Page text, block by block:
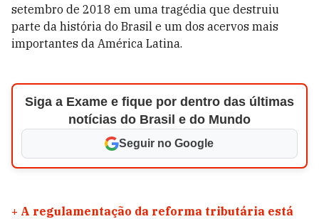
setembro de 2018 em uma tragédia que destruiu
parte da história do Brasil e um dos acervos mais
importantes da América Latina.
Siga a Exame e fique por dentro das últimas
notícias do Brasil e do Mundo
Seguir no Google
+ A regulamentação da reforma tributária está